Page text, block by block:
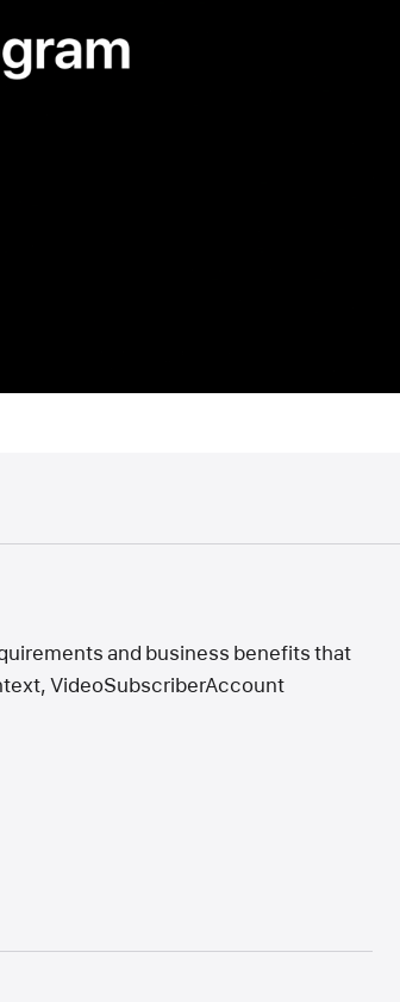
and business benefits that
VideoSubscriberAccount